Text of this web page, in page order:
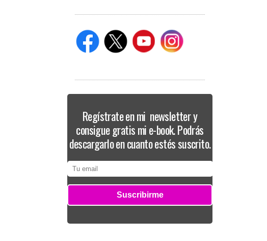
Regístrate en mi newsletter y
consigue gratis mi e-book. Podrás
descargarlo en cuanto estés suscrito.